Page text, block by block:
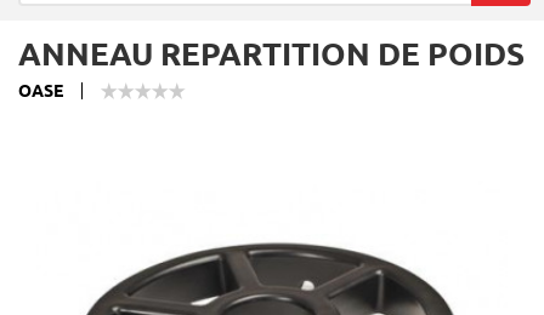
ANNEAU REPARTITION DE POIDS
OASE